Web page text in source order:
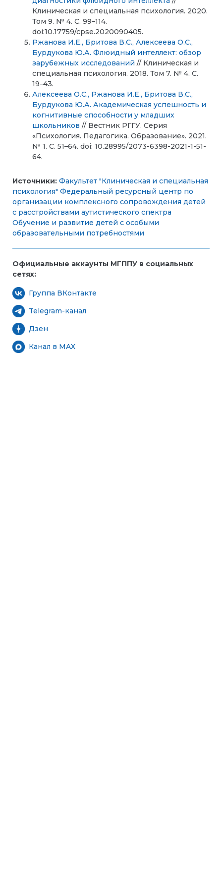
Клиническая и специальная психология. 2020.
Том 9. № 4. С. 99–114.
doi:10.17759/cpse.2020090405.
Ржанова И.Е., Бритова В.С., Алексеева О.С.,
Бурдукова Ю.А. Флюидный интеллект: обзор
зарубежных исследований // Клиническая и
специальная психология. 2018. Том 7. № 4. С.
19–43.
Алексеева О.С., Ржанова И.Е., Бритова В.С.,
Бурдукова Ю.А. Академическая успешность и
когнитивные способности у младших
школьников // Вестник РГГУ. Серия
«Психология. Педагогика. Образование». 2021.
№ 1. С. 51–64. doi: 10.28995/2073-6398-2021-1-51-
64.
Источники: Факультет "Клиническая и специальная
психология" Федеральный ресурсный центр по
организации комплексного сопровождения детей
с расстройствами аутистического спектра
Обучение и развитие детей с особыми
образовательными потребностями
Официальные аккаунты МГППУ в социальных
сетях:
Группа ВКонтакте
Telegram-канал
Дзен
Канал в MAX